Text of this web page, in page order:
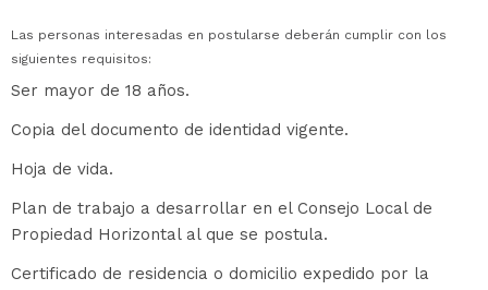
Las personas interesadas en postularse deberán cumplir con los
siguientes requisitos:
Ser mayor de 18 años.
Copia del documento de identidad vigente.
Hoja de vida.
Plan de trabajo a desarrollar en el Consejo Local de
Propiedad Horizontal al que se postula.
Certificado de residencia o domicilio expedido por la